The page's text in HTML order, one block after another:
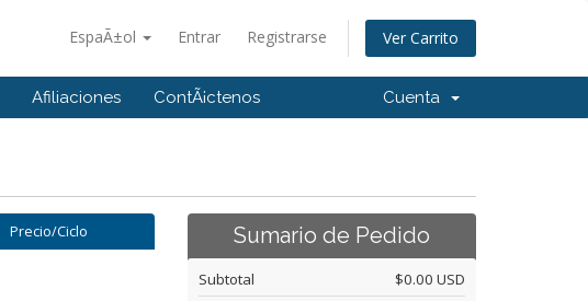
EspaÃ±ol Entrar Registrarse Ver Carrito
Afiliaciones ContÃ¡ctenos Cuenta
Precio/Ciclo Sumario de Pedido
Subtotal $0.00 USD